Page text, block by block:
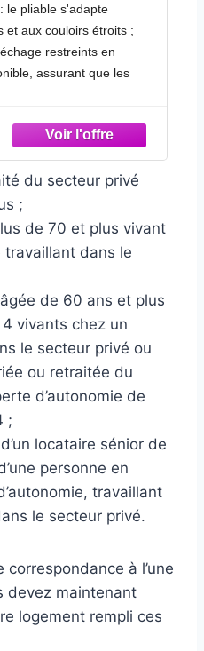
le pliable s'adapte
et aux couloirs étroits ;
restreints en
assurant que les
en acier inoxydable de
à la déformation et à
performances fiables lors
des serviettes ou des
pliable est conçu avec
ce qui garantit qu'il
et un stockage facile
les petites maisons
pliable offre une
garantissant que
le ranger dans le
où un séchage rapide est
les vacances ou les
pliable comprend des
conçues pour résister à la
des fonctionnalités
besoins de séchage du
du secteur privé
;
de 70 et plus vivant
travaillant dans le
de 60 ans et plus
vivants chez un
le secteur privé ou
ou retraitée du
d’autonomie de
;
locataire sénior de
personne en
travaillant
le secteur privé.
à l’une
devez maintenant
logement rempli ces